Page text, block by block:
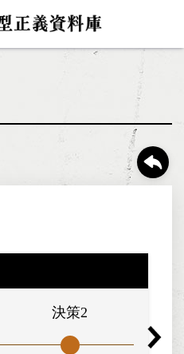
決策2